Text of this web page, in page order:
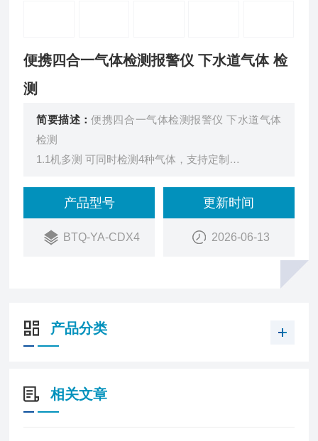
便携四合一气体检测报警仪 下水道气体 检
测
简要描述：便携四合一气体检测报警仪 下水道气体
检测
1.1机多测 可同时检测4种气体，支持定制
显示可调节
3.多重报警声光报警，故障报警，高低报报警，故障
报警
4.待机时间长2400mAh大容量电池，可连续使用10
功能，最多可存储1000条记录
6.功能丰富调零、校准、标定功能，实体按键，便于
产品型号
BTQ-YA-CDX4
更新时间
2026-06-13
产品分类
相关文章